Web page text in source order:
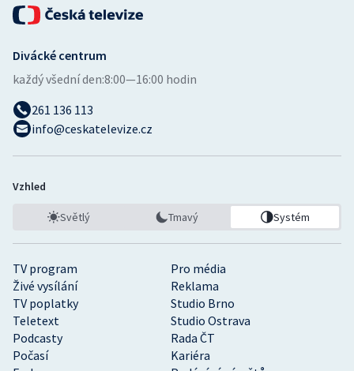
TV program
Pro média
Živé vysílání
Reklama
TV poplatky
Studio Brno
Teletext
Studio Ostrava
Podcasty
Rada ČT
Počasí
Kariéra
Divácké centrum
každý všední den:8:00—16:00 hodin
261 136 113
info@ceskatelevize.cz
Vzhled
Světlý Tmavý Systém